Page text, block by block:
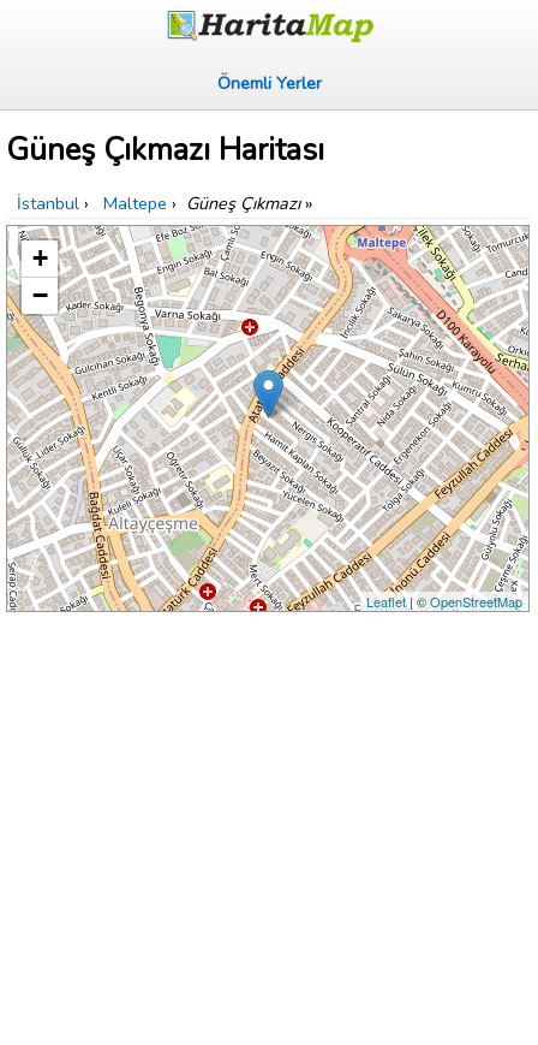
Önemli Yerler
Güneş Çıkmazı Haritası
İstanbul › Maltepe › Güneş Çıkmazı»
+
−
Leaflet| ©OpenStreetMap